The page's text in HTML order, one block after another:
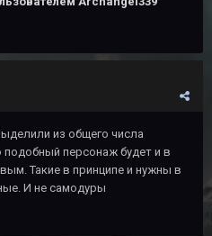
из общего числа
персонаж будет и в
Такие в принципе и нужны в
И не самодуры